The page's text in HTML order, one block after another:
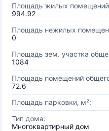
Площадь жилых
994.92
Площадь нежилых
0
Площадь зем. участка
1084
Площадь помещений
72.6
Площадь парковки, м²:
Тип дома:
Многоквартирный дом